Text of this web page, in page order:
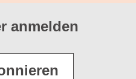
anmelden